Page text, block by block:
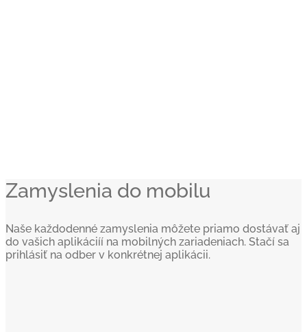
Zamyslenia do mobilu
Naše každodenné zamyslenia môžete priamo dostávať aj
do vašich aplikáciíí na mobilných zariadeniach. Stačí sa
prihlásiť na odber v konkrétnej aplikácii.